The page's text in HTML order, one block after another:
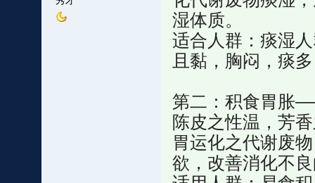
湿体质。
适合人群：痰湿
且黏，胸闷，痰
第二：积食胃胀
陈皮之性温，芳
胃运化之代谢废
欲，改善消化不